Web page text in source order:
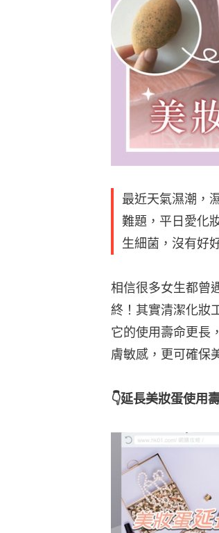
最近天氣濕潮，
難題，平日愛化
生細菌，沒有好
相信很多女生都曾
終！其實清潔化妝
它的使用壽命更長
膚敏感，更可確保
👇延長美妝蛋使用